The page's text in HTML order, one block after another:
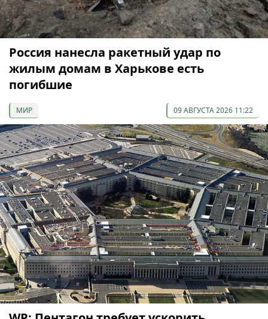
Россия нанесла ракетный удар по
жилым домам в Харькове есть
погибшие
МИР 09 АВГУСТА 2026 11:22